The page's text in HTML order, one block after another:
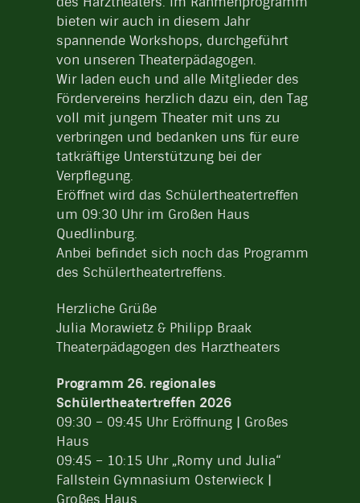
bieten wir auch in diesem Jahr
spannende Workshops, durchgeführt
von unseren Theaterpädagogen.
Wir laden euch und alle Mitglieder des
Fördervereins herzlich dazu ein, den Tag
voll mit jungem Theater mit uns zu
verbringen und bedanken uns für eure
tatkräftige Unterstützung bei der
Verpflegung.
Eröffnet wird das Schülertheatertreffen
um 09:30 Uhr im Großen Haus
Quedlinburg.
Anbei befindet sich noch das Programm
des Schülertheatertreffens.
Herzliche Grüße
Julia Morawietz & Philipp Braak
Theaterpädagogen des Harztheaters
Programm 26. regionales
Schülertheatertreffen 2026
09:30 – 09:45 Uhr Eröffnung | Großes
Haus
09:45 – 10:15 Uhr „Romy und Julia“
Fallstein Gymnasium Osterwieck |
Großes Haus